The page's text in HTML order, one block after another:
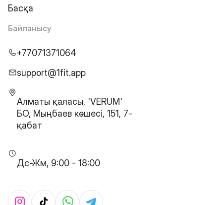
Басқа
Байланысу
+77071371064
support@1fit.app
Алматы қаласы, 'VERUM'
БО, Мыңбаев көшесі, 151, 7-
қабат
Дс-Жм, 9:00 - 18:00